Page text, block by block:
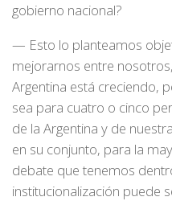
gobierno nacional?
— Esto lo planteamos
mejorarnos entre
Argentina está creciendo,
sea para cuatro o cinco
de la Argentina y de
en su conjunto, para la
debate que tenemos
institucionalización puede